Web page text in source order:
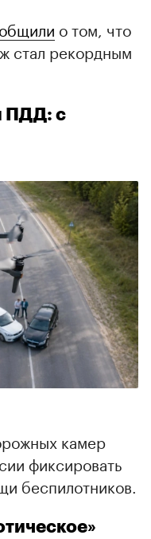
о том, что
стал рекордным
ПДД: с
камер
фиксировать
беспилотников.